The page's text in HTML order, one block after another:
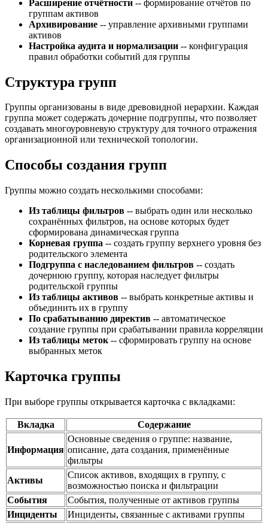
Расширение отчётности -- формирование отчётов по
группам активов
Архивирование -- управление архивными группами
активов
Настройка аудита и нормализации -- конфигурация
правил обработки событий для группы
Структура групп
Группы организованы в виде древовидной иерархии. Каждая
группа может содержать дочерние подгруппы, что позволяет
создавать многоуровневую структуру для точного отражения
организационной или технической топологии.
Способы создания групп
Группы можно создать несколькими способами:
Из таблицы фильтров -- выбрать один или несколько
сохранённых фильтров, на основе которых будет
сформирована динамическая группа
Корневая группа -- создать группу верхнего уровня без
родительского элемента
Подгруппа с наследованием фильтров -- создать
дочернюю группу, которая наследует фильтры
родительской группы
Из таблицы активов -- выбрать конкретные активы и
объединить их в группу
По срабатыванию директив -- автоматическое
создание группы при срабатывании правила корреляции
Из таблицы меток -- сформировать группу на основе
выбранных меток
Карточка группы
При выборе группы открывается карточка с вкладками:
Вкладка Содержание
Информация
Основные сведения о группе: название,
описание, дата создания, применённые
фильтры
Активы
Список активов, входящих в группу, с
возможностью поиска и фильтрации
События
События, полученные от активов группы
Инциденты
Инциденты, связанные с активами группы